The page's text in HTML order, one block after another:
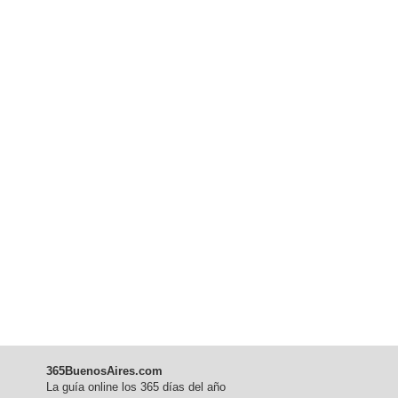
365BuenosAires.com
La guía online los 365 días del año